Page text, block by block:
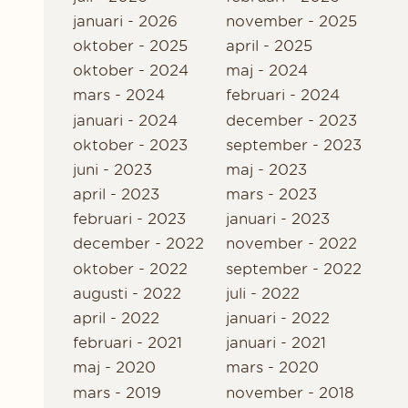
januari - 2026
november - 2025
oktober - 2025
april - 2025
oktober - 2024
maj - 2024
mars - 2024
februari - 2024
januari - 2024
december - 2023
oktober - 2023
september - 2023
juni - 2023
maj - 2023
april - 2023
mars - 2023
februari - 2023
januari - 2023
december - 2022
november - 2022
oktober - 2022
september - 2022
augusti - 2022
juli - 2022
april - 2022
januari - 2022
februari - 2021
januari - 2021
maj - 2020
mars - 2020
mars - 2019
november - 2018